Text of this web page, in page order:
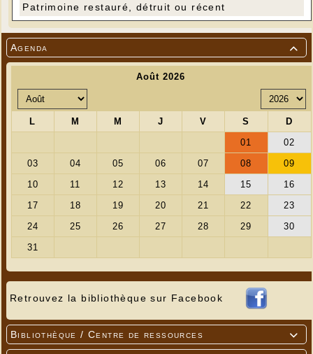

Agenda
Retrouvez la bibliothèque sur Facebook

Bibliothèque / Centre de ressources
Patrimoine restauré, détruit ou récent